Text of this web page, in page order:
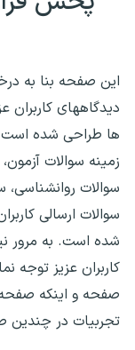
این صفحه بنا به
دیدگاههای کاربران
ها طراحی شده است.
زمینه سوالات
سوالات روانشناسی،
سوالات ارسالی
شده است. به مرور
کاربران عزیز توجه
صفحه و اینکه صفحه
تجربیات در